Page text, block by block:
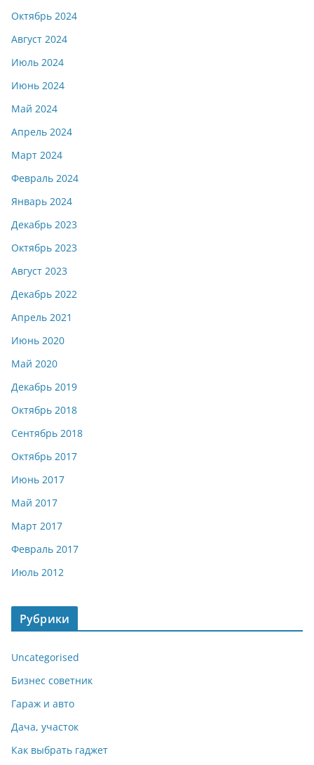
Октябрь 2024
Август 2024
Июль 2024
Июнь 2024
Май 2024
Апрель 2024
Март 2024
Февраль 2024
Январь 2024
Декабрь 2023
Октябрь 2023
Август 2023
Декабрь 2022
Апрель 2021
Июнь 2020
Май 2020
Декабрь 2019
Октябрь 2018
Сентябрь 2018
Октябрь 2017
Июнь 2017
Май 2017
Март 2017
Февраль 2017
Июль 2012
Рубрики
Uncategorised
Бизнес советник
Гараж и авто
Дача, участок
Как выбрать гаджет